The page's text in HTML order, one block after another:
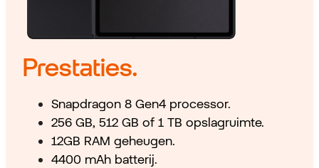
Prestaties.
Snapdragon 8 Gen4 processor.
256 GB, 512 GB of 1 TB opslagruimte.
12GB RAM geheugen.
4400 mAh batterij.